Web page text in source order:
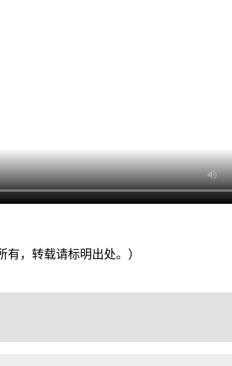
有，转载请标明出处。）